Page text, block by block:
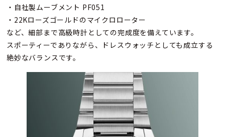
・自社製ムーブメント PF051
・22Kローズゴールドのマイクロローター
など、細部まで高級時計としての完成度を備えています。
スポーティーでありながら、ドレスウォッチとしても成立する
絶妙なバランスです。